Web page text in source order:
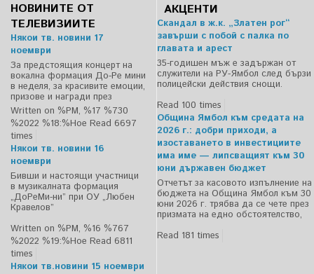
НОВИНИТЕ ОТ
ТЕЛЕВИЗИИТЕ
Някои тв. новини 17
ноември
За предстоящия концерт на
вокална формация До-Ре мини
в неделя, за красивите емоции,
призове и награди през
Written on %PM, %17 %730
%2022 %18:%Ное Read 6697
times
Някои тв. новини 16
ноември
Бивши и настоящи участници
в музикалната формация
„ДоРеМи-ни” при ОУ „Любен
Кравелов”
Written on %PM, %16 %767
%2022 %19:%Ное Read 6811
times
Някои тв.новини 15 ноември
АКЦЕНТИ
Скандал в ж.к. „Златен рог“
завърши с побой с палка по
главата и арест
35-годишен мъж е задържан от
служители на РУ-Ямбол след бързи
полицейски действия снощи.
Read 100 times
Община Ямбол към средата на
2026 г.: добри приходи, а
изоставането в инвестициите
има име — липсващият към 30
юни държавен бюджет
Отчетът за касовото изпълнение на
бюджета на Община Ямбол към 30
юни 2026 г. трябва да се чете през
призмата на едно обстоятелство,
Read 181 times